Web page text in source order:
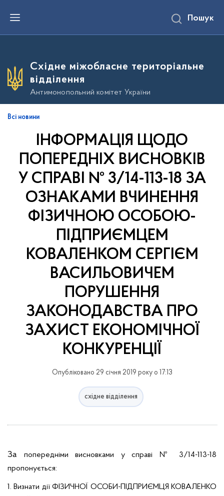
е
о
о
в
Пошук
Східне міжобласне територіальне
відділення
Антимонопольний комітет України
Всі новини
ІНФОРМАЦІЯ ЩОДО
ПОПЕРЕДНІХ ВИСНОВКІВ
У СПРАВІ № 3/14-113-18 ЗА
ОЗНАКАМИ ВЧИНЕННЯ
ФІЗИЧНОЮ ОСОБОЮ-
ПІДПРИЄМЦЕМ
КОВАЛЕНКОМ СЕРГІЄМ
ВАСИЛЬОВИЧЕМ
ПОРУШЕННЯ
ЗАКОНОДАВСТВА ПРО
ЗАХИСТ ЕКОНОМІЧНОЇ
КОНКУРЕНЦІЇ
Опубліковано 29 січня 2019 року о 17:13
східне відділення
За попередніми висновками у справі № 3/14-113-18
пропонується:
1. Визнати дії ФІЗИЧНОЇ ОСОБИ-ПІДПРИЄМЦЯ КОВАЛЕНКО